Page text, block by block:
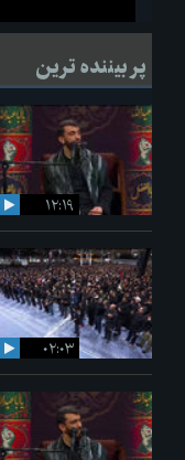
لحظاتی از قرائت
پر بیننده ترین
۱۲:۱۹
۰۲:۰۳